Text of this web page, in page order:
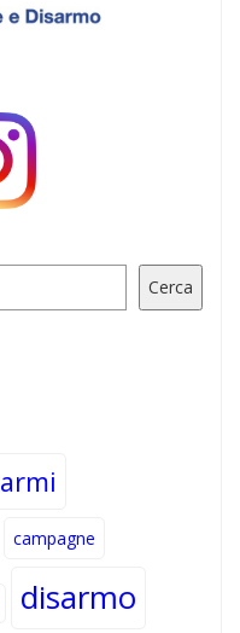
Cerca
armi
campagne
disarmo